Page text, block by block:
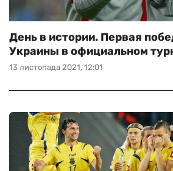
13 листопада 2021, 12:01
День в истории. Первая
Украины в официальном